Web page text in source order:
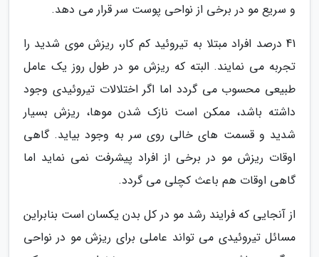
و سریع مو در برخی از نواحی پوست سر قرار می دهد.
41 درصد افراد مبتلا به تیروئید کم کار، ریزش موی شدید را
تجربه می نمایند. البته که ریزش مو در طول روز یک عامل
طبیعی محسوب می گردد اما اگر اختلالات تیروئیدی وجود
داشته باشد، ممکن است نازک شدن موها، ریزش بسیار
شدید و قسمت های خالی روی سر به وجود بیاید. گاهی
اوقات ریزش مو در برخی از افراد پیشرفت نمی نماید اما
گاهی اوقات هم باعث کچلی می گردد.
از آنجایی که فرایند رشد مو در کل بدن یکسان است بنابراین
مسائل تیروئیدی می تواند عاملی برای ریزش مو در نواحی